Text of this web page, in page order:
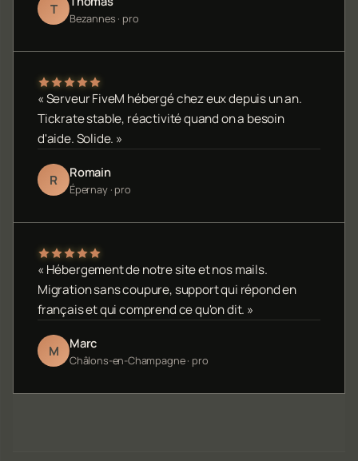
T
Bezannes · pro
« Serveur FiveM hébergé chez eux depuis un an.
Tickrate stable, réactivité quand on a besoin
d'aide. Solide. »
R Romain
Épernay · pro
« Hébergement de notre site et nos mails.
Migration sans coupure, support qui répond en
français et qui comprend ce qu'on dit. »
M Marc
Châlons-en-Champagne · pro